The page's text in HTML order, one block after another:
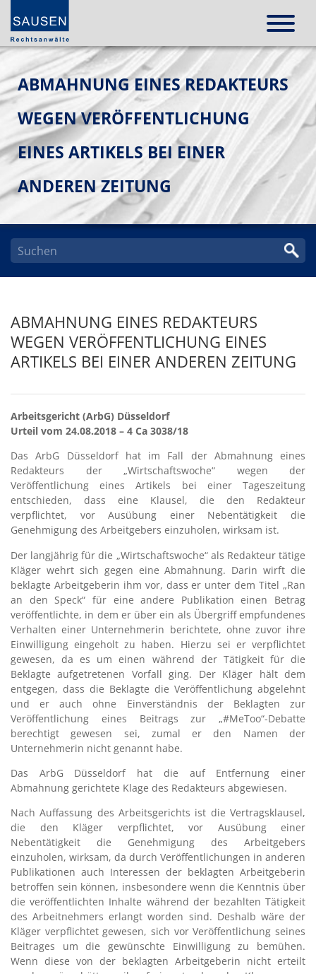
ABMAHNUNG EINES REDAKTEURS
WEGEN VERÖFFENTLICHUNG
EINES ARTIKELS BEI EINER
ANDEREN ZEITUNG
ABMAHNUNG EINES REDAKTEURS
WEGEN VERÖFFENTLICHUNG EINES
ARTIKELS BEI EINER ANDEREN ZEITUNG
Arbeitsgericht (ArbG) Düsseldorf
Urteil vom 24.08.2018 – 4 Ca 3038/18
Das ArbG Düsseldorf hat im Fall der Abmahnung eines
Redakteurs der „Wirtschaftswoche“ wegen der
Veröffentlichung eines Artikels bei einer Tageszeitung
entschieden, dass eine Klausel, die den Redakteur
verpflichtet, vor Ausübung einer Nebentätigkeit die
Genehmigung des Arbeitgebers einzuholen, wirksam ist.
Der langjährig für die „Wirtschaftswoche“ als Redakteur tätige
Kläger wehrt sich gegen eine Abmahnung. Darin wirft die
beklagte Arbeitgeberin ihm vor, dass er unter dem Titel „Ran
an den Speck“ für eine andere Publikation einen Betrag
veröffentlichte, in dem er über ein als Übergriff empfundenes
Verhalten einer Unternehmerin berichtete, ohne zuvor ihre
Einwilligung eingeholt zu haben. Hierzu sei er verpflichtet
gewesen, da es um einen während der Tätigkeit für die
Beklagte aufgetretenen Vorfall ging. Der Kläger hält dem
entgegen, dass die Beklagte die Veröffentlichung abgelehnt
und er auch ohne Einverständnis der Beklagten zur
Veröffentlichung eines Beitrags zur „#MeToo“-Debatte
berechtigt gewesen sei, zumal er den Namen der
Unternehmerin nicht genannt habe.
Das ArbG Düsseldorf hat die auf Entfernung einer
Abmahnung gerichtete Klage des Redakteurs abgewiesen.
Nach Auffassung des Arbeitsgerichts ist die Vertragsklausel,
die den Kläger verpflichtet, vor Ausübung einer
Nebentätigkeit die Genehmigung des Arbeitgebers
einzuholen, wirksam, da durch Veröffentlichungen in anderen
Publikationen auch Interessen der beklagten Arbeitgeberin
betroffen sein können, insbesondere wenn die Kenntnis über
die veröffentlichten Inhalte während der bezahlten Tätigkeit
des Arbeitnehmers erlangt worden sind. Deshalb wäre der
Kläger verpflichtet gewesen, sich vor Veröffentlichung seines
Beitrages um die gewünschte Einwilligung zu bemühen.
Wenn diese von der beklagten Arbeitgeberin nicht erteilt